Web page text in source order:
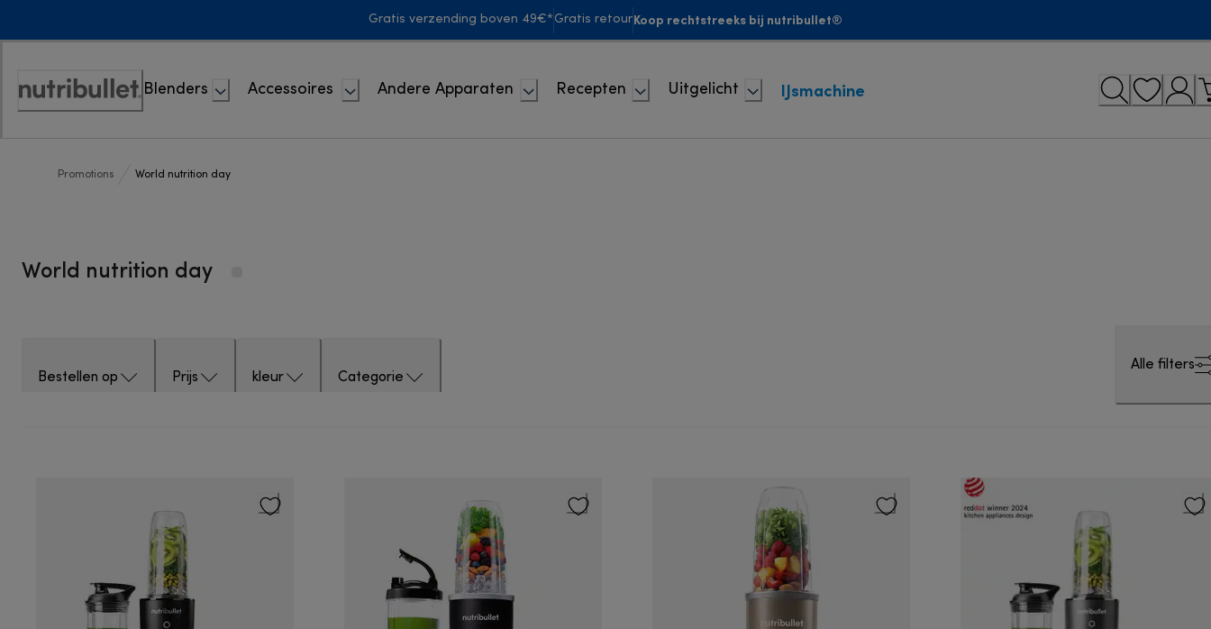
Gratis verzending boven 49€* Gratis retourKoop rechtstreeks bij nutribullet®
Toegankelijkheidsverklaring
Blenders Accessoires Andere Apparaten Recepten Uitgelicht IJsmachine
Promotions World nutrition day
World nutrition day
Bestellen op Prijs kleur Categorie
Alle filters